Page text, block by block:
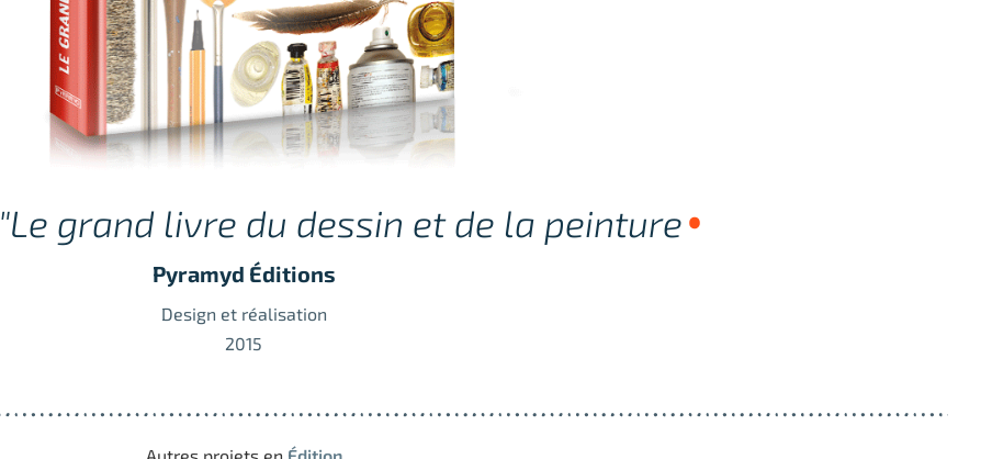
"Le grand livre du dessin et de la peinture
Pyramyd Éditions
Design et réalisation
2015